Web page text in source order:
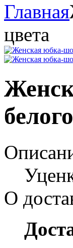
Главная
цвета
О